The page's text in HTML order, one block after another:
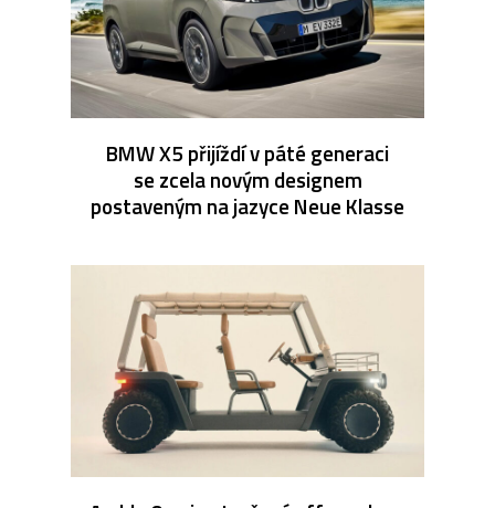
BMW X5 přijíždí v páté generaci
se zcela novým designem
postaveným na jazyce Neue Klasse